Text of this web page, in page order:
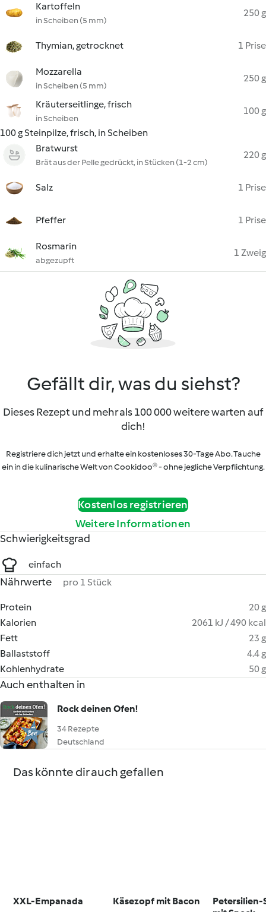
Kartoffeln
in Scheiben (5 mm)
250 g
Thymian, getrocknet 1 Prise
Mozzarella
in Scheiben (5 mm)
250 g
Kräuterseitlinge, frisch
in Scheiben
100 g
100 g Steinpilze, frisch, in Scheiben
Bratwurst
Brät aus der Pelle gedrückt, in Stücken (1-2 cm)
220 g
Salz 1 Prise
Pfeffer 1 Prise
Rosmarin
abgezupft
1 Zweig
Gefällt dir, was du siehst?
Dieses Rezept und mehr als 100 000 weitere warten auf
dich!
Registriere dich jetzt und erhalte ein kostenloses 30-Tage Abo. Tauche
ein in die kulinarische Welt von Cookidoo® - ohne jegliche Verpflichtung.
Kostenlos registrieren
Weitere Informationen
Schwierigkeitsgrad
einfach
Nährwerte pro 1 Stück
Protein
20 g
Kalorien
2061 kJ / 490 kcal
Fett
23 g
Ballaststoff
4.4 g
Kohlenhydrate
50 g
Auch enthalten in
Rock deinen Ofen!
34 Rezepte
Deutschland
Das könnte dir auch gefallen
XXL-Empanada Käsezopf mit Bacon
Petersilien-